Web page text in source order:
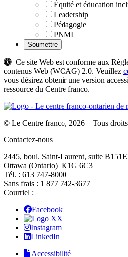
Équité et éducation
Leadership
Pédagogie
PNMI
Ce site Web est conforme aux
contenus Web (WCAG) 2.0. Veuillez
vous désirez obtenir une version
ressource du Centre franco.
© Le Centre franco, 2026 – Tous droits
Contactez-nous
2445, boul. Saint-Laurent, suite B151E
Ottawa (Ontario) K1G 6C3
Tél. : 613 747‑8000
Sans frais : 1 877 742‑3677
Courriel :
Facebook
X
Instagram
LinkedIn
Accessibilité